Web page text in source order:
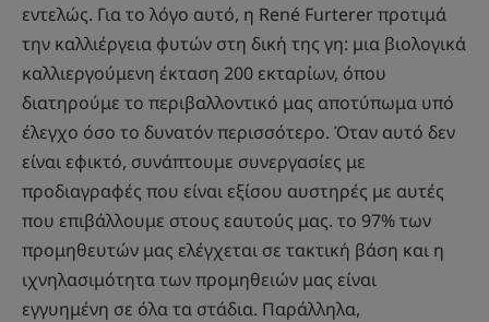
εντελώς. Για το λόγο αυτό, η René Furterer προτιμά
την καλλιέργεια φυτών στη δική της γη: μια βιολογικά
καλλιεργούμενη έκταση 200 εκταρίων, όπου
διατηρούμε το περιβαλλοντικό μας αποτύπωμα υπό
έλεγχο όσο το δυνατόν περισσότερο. Όταν αυτό δεν
είναι εφικτό, συνάπτουμε συνεργασίες με
προδιαγραφές που είναι εξίσου αυστηρές με αυτές
που επιβάλλουμε στους εαυτούς μας. το 97% των
προμηθευτών μας ελέγχεται σε τακτική βάση και η
ιχνηλασιμότητα των προμηθειών μας είναι
εγγυημένη σε όλα τα στάδια. Παράλληλα,